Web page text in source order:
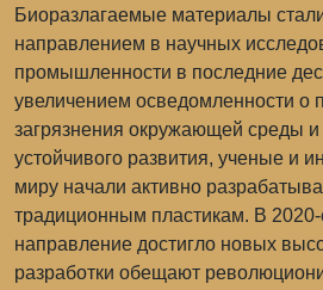
Биоразлагаемые материалы
направлением в научных
промышленности в последние
увеличением осведомленности о
загрязнения окружающей среды и
устойчивого развития, ученые и
миру начали активно
традиционным пластикам. В 2020-
направление достигло новых
разработки обещают